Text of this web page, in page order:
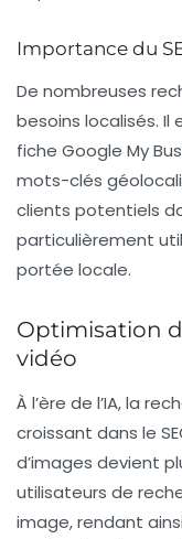
Importance du
De nombreuses
besoins localisés. Il
fiche Google My
mots-clés
clients potentiels
particulièrement
portée locale.
Optimisation
vidéo
À l’ère de l’IA, la
croissant dans le
d’images devient
utilisateurs de
image, rendant